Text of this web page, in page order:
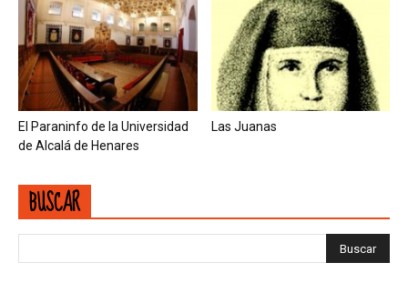
El Paraninfo de la Universidad
de Alcalá de Henares
Las Juanas
BUSCAR